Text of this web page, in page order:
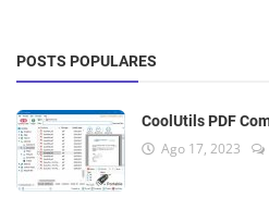
POSTS POPULARES
CoolUtils PDF
Ago 17, 2023